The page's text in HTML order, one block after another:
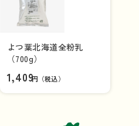
よつ葉北海道全粉乳
（700g）
1,409円（税込）